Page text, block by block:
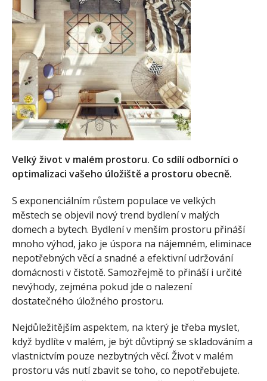
Velký život v malém prostoru. Co sdílí odborníci o
optimalizaci vašeho úložiště a prostoru obecně.
S exponenciálním růstem populace ve velkých
městech se objevil nový trend bydlení v malých
domech a bytech. Bydlení v menším prostoru přináší
mnoho výhod, jako je úspora na nájemném, eliminace
nepotřebných věcí a snadné a efektivní udržování
domácnosti v čistotě. Samozřejmě to přináší i určité
nevýhody, zejména pokud jde o nalezení
dostatečného úložného prostoru.
Nejdůležitějším aspektem, na který je třeba myslet,
když bydlíte v malém, je být důvtipný se skladováním a
vlastnictvím pouze nezbytných věcí. Život v malém
prostoru vás nutí zbavit se toho, co nepotřebujete.